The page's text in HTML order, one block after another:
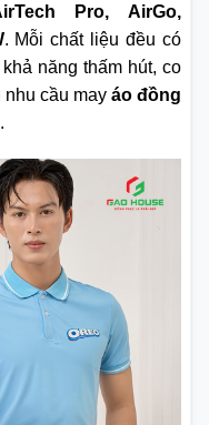
Pro, AirGo,
. Mỗi chất liệu đều có
năng thấm hút, co
cầu may áo đồng